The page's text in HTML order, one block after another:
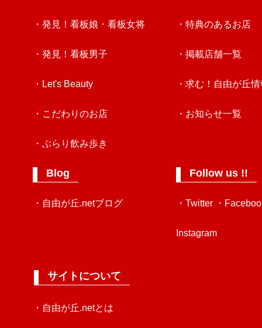
・発見！看板娘・看板女将
・発見！看板男子
・Let's Beauty
・こだわりのお店
・ぶらり飲み歩き
Blog
・自由が丘.netブログ
・特典のあるお店
・掲載店舗一覧
・求む！自由が丘
・お知らせ一覧
Follow us !!
・Twitter ・
Instagram
サイトについて
・自由が丘.netとは